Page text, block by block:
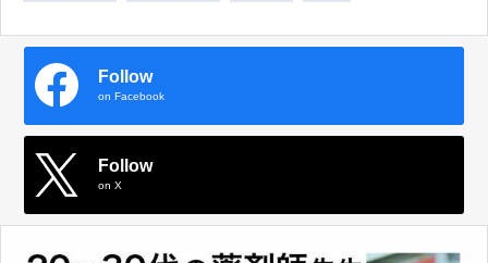
Follow
on Facebook
Follow
on X